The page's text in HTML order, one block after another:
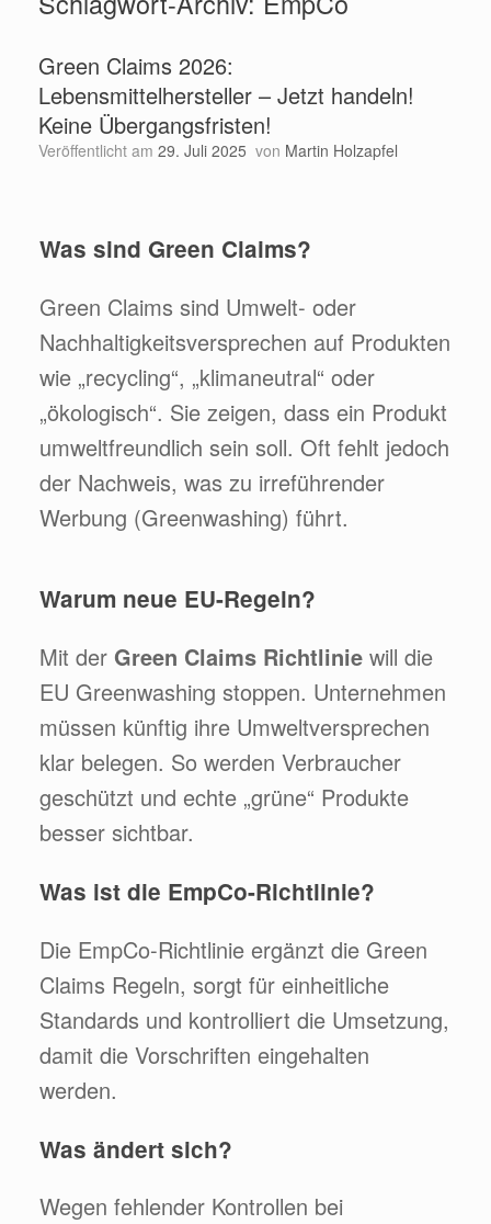
Green Claims 2026:
Lebensmittelhersteller – Jetzt handeln!
Keine Übergangsfristen!
Veröffentlicht am 29. Juli 2025 von Martin Holzapfel
Was sind Green Claims?
Green Claims sind Umwelt- oder
Nachhaltigkeitsversprechen auf Produkten
wie „recycling“, „klimaneutral“ oder
„ökologisch“. Sie zeigen, dass ein Produkt
umweltfreundlich sein soll. Oft fehlt jedoch
der Nachweis, was zu irreführender
Werbung (Greenwashing) führt.
Warum neue EU-Regeln?
Mit der Green Claims Richtlinie will die
EU Greenwashing stoppen. Unternehmen
müssen künftig ihre Umweltversprechen
klar belegen. So werden Verbraucher
geschützt und echte „grüne“ Produkte
besser sichtbar.
Was ist die EmpCo-Richtlinie?
Die EmpCo-Richtlinie ergänzt die Green
Claims Regeln, sorgt für einheitliche
Standards und kontrolliert die Umsetzung,
damit die Vorschriften eingehalten
werden.
Was ändert sich?
Wegen fehlender Kontrollen bei